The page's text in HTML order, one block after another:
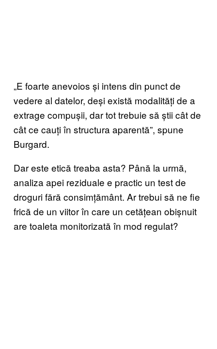
„E foarte anevoios și intens din punct de
vedere al datelor, deși există modalități de a
extrage compușii, dar tot trebuie să știi cât de
cât ce cauți în structura aparentă”, spune
Burgard.
Dar este etică treaba asta? Până la urmă,
analiza apei reziduale e practic un test de
droguri fără consimțământ. Ar trebui să ne fie
frică de un viitor în care un cetățean obișnuit
are toaleta monitorizată în mod regulat?